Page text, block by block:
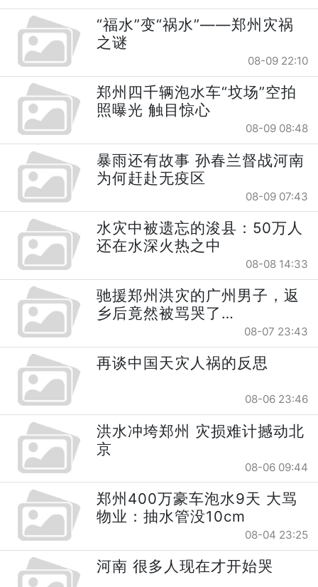
“福水”变“祸水”——郑州灾祸
之谜
08-09 22:10
郑州四千辆泡水车“坟场”空拍
照曝光 触目惊心
08-09 08:48
暴雨还有故事 孙春兰督战河南
为何赶赴无疫区
08-09 07:43
水灾中被遗忘的浚县：50万人
还在水深火热之中
08-08 14:33
驰援郑州洪灾的广州男子，返
乡后竟然被骂哭了…
08-07 23:43
再谈中国天灾人祸的反思
08-06 23:46
洪水冲垮郑州 灾损难计撼动北
京
08-06 09:44
郑州400万豪车泡水9天 大骂
物业：抽水管没10cm
08-04 23:25
河南 很多人现在才开始哭